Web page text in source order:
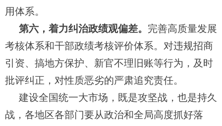
用体系。
第六，着力纠治政绩观偏差。 完善高质量发展
考核体系和干部政绩考核评价体系。对违规招商
引资、搞地方保护、新官不理旧账等行为，及时
批评纠正，对性质恶劣的严肃追究责任。
建设全国统一大市场，既是攻坚战，也是持久
战，各地区各部门要从政治和全局高度抓好落